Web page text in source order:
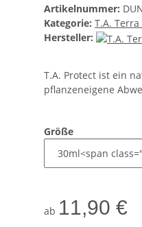
Artikelnummer:
Kategorie: T.A.
Hersteller:
T.A. Protect ist ein
pflanzeneigene
Größe
ab 11,90 €